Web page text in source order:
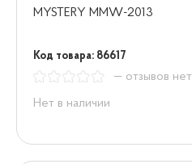
MYSTERY MMW-2013
Код товара: 86617
— отзывов нет
Нет в наличии